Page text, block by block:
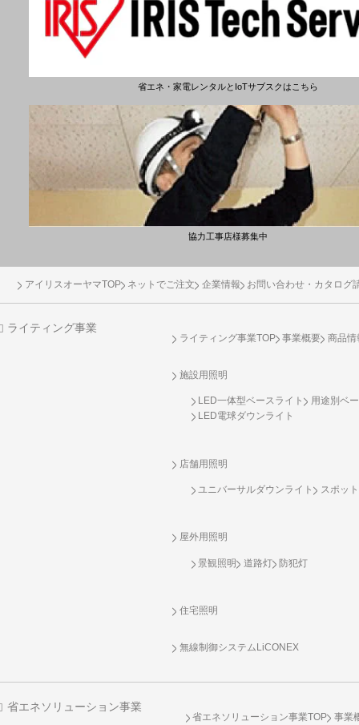
省エネ・家電レンタルとIoTサブスクはこちら
協力工事店様募集中
アイリスオーヤマTOP ネットでご注文 企業情報 お問い合わせ・カタログ
ライティング事業
ライティング事業TOP 事業概要 商品情
施設用照明
LED一体型ベースライト
用途別ベ
LED電球ダウンライト
店舗用照明
ユニバーサルダウンライト スポッ
屋外用照明
景観照明 道路灯 防犯灯
住宅照明
無線制御システム LiCONEX
省エネソリューション事業
省エネソリューション事業TOP 事業